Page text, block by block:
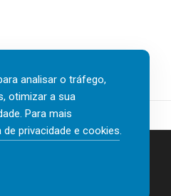
analisar o tráfego,
otimizar a sua
Para mais
de privacidade e cookies.